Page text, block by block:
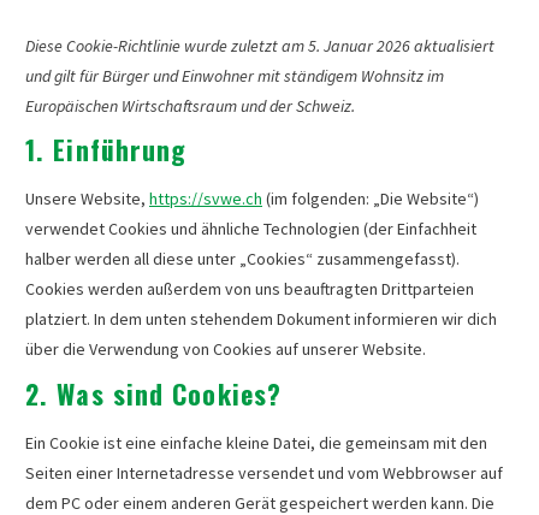
Diese Cookie-Richtlinie wurde zuletzt am 5. Januar 2026 aktualisiert
und gilt für Bürger und Einwohner mit ständigem Wohnsitz im
Europäischen Wirtschaftsraum und der Schweiz.
1. Einführung
Unsere Website, https://svwe.ch (im folgenden: „Die Website“)
verwendet Cookies und ähnliche Technologien (der Einfachheit
halber werden all diese unter „Cookies“ zusammengefasst).
Cookies werden außerdem von uns beauftragten Drittparteien
platziert. In dem unten stehendem Dokument informieren wir dich
über die Verwendung von Cookies auf unserer Website.
2. Was sind Cookies?
Ein Cookie ist eine einfache kleine Datei, die gemeinsam mit den
Seiten einer Internetadresse versendet und vom Webbrowser auf
dem PC oder einem anderen Gerät gespeichert werden kann. Die